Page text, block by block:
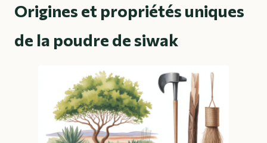
Origines et propriétés uniques
de la poudre de siwak